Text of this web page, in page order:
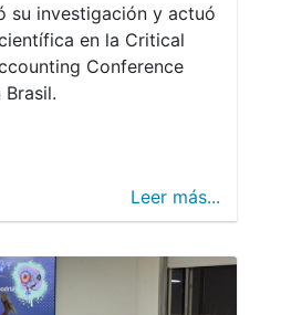
su investigación y actuó
en la Critical
Conference
Leer más...